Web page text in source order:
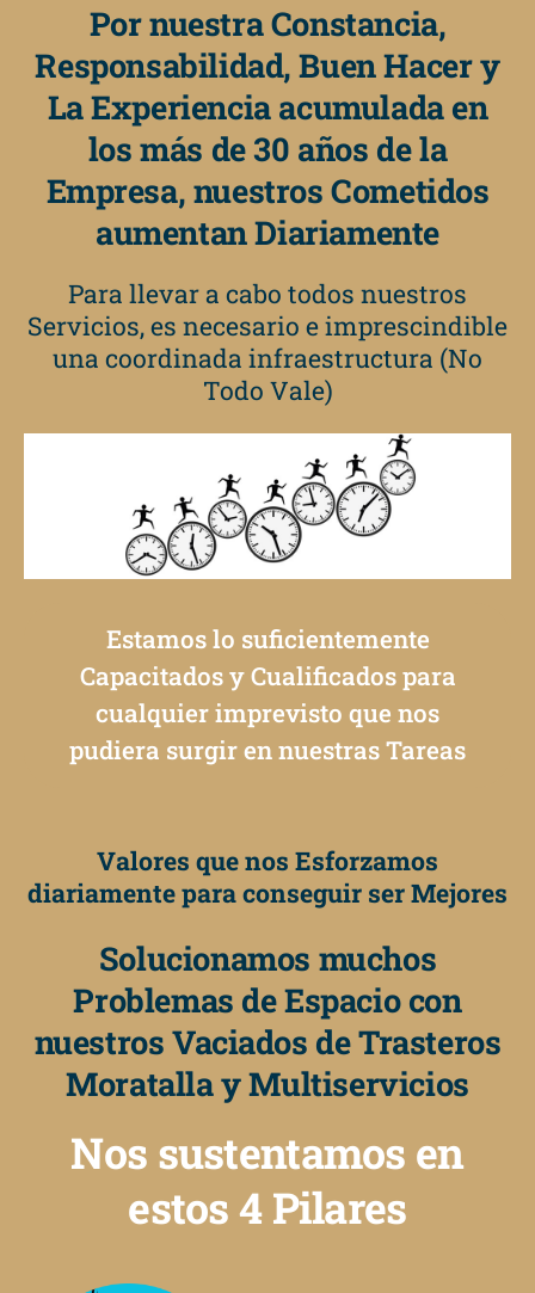
Por nuestra Constancia,
Responsabilidad, Buen Hacer y
La Experiencia acumulada en
los más de 30 años de la
Empresa, nuestros Cometidos
aumentan Diariamente
Para llevar a cabo todos nuestros
Servicios, es necesario e imprescindible
una coordinada infraestructura (No
Todo Vale)
Estamos lo suficientemente
Capacitados y Cualificados para
cualquier imprevisto que nos
pudiera surgir en nuestras Tareas
Valores que nos Esforzamos
diariamente para conseguir ser Mejores
Solucionamos muchos
Problemas de Espacio con
nuestros Vaciados de Trasteros
Moratalla y Multiservicios
Nos sustentamos en
estos 4 Pilares